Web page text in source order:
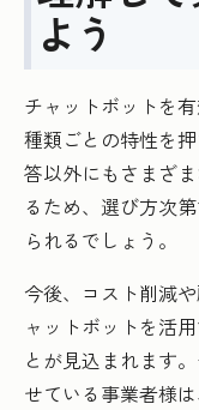
よう
チャットボットを
種類ごとの特性を
答以外にもさまざ
るため、選び方次
られるでしょう。
今後、コスト削減
ャットボットを活
とが見込まれます
せている事業者様